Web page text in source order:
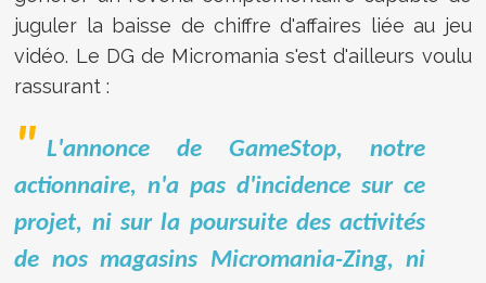
juguler la baisse de chiffre d'affaires liée au jeu
vidéo. Le DG de Micromania s'est d'ailleurs voulu
rassurant :
L'annonce de GameStop, notre
actionnaire, n'a pas d'incidence sur ce
projet, ni sur la poursuite des activités
de nos magasins Micromania-Zing, ni